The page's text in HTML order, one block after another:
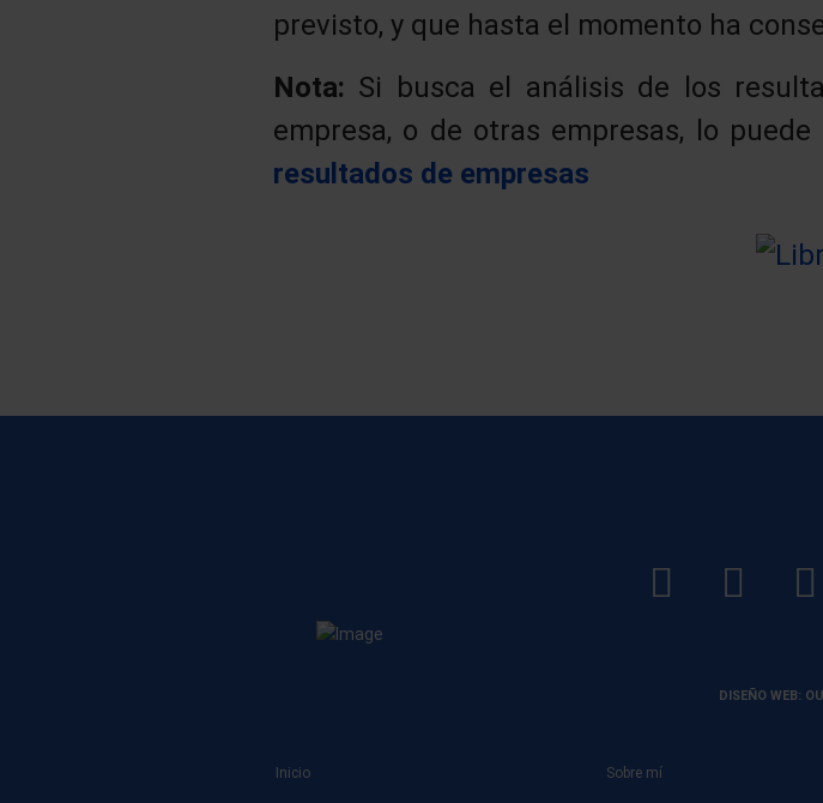
previsto, y que hasta el momento ha
Nota: Si busca el análisis de los
empresa, o de otras empresas, lo
resultados de empresas
LinkedIn
DISEÑO WEB:
Inicio Sobre mí